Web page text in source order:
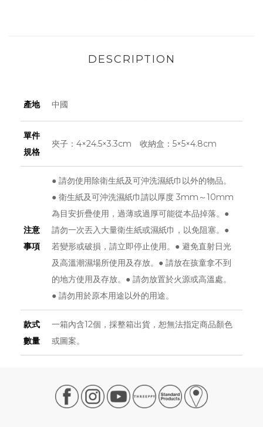
DESCRIPTION
產地 中國
單件
規格
夾子：4×24.5×3.3cm 收納盒：5×5×4.8cm
注意
事項
● 請勿使用除衛生紙及可沖洗濕紙巾以外的物品。
● 衛生紙及可沖洗濕紙巾請以厚度 3mm～10mm
為目安折疊使用，過薄或過厚可能從本品掉落。●
請勿一次丟入大量衛生紙或濕紙巾，以免阻塞。●
若變形或破損，請立即停止使用。● 避免直射日光
及高溫潮濕場所使用及存放。● 請放在孩童拿不到
的地方使用及存放。● 請勿放置於火源或高溫處。
● 請勿用於原本用途以外的用途。
款式
數量
一箱內含12個，採整箱出貨，恕無法指定商品顏色
或圖案。